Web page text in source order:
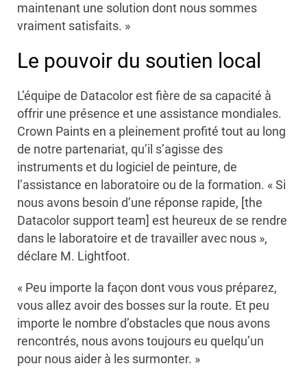
maintenant une solution dont nous sommes
vraiment satisfaits. »
Le pouvoir du soutien local
L’équipe de Datacolor est fière de sa capacité à
offrir une présence et une assistance mondiales.
Crown Paints en a pleinement profité tout au long
de notre partenariat, qu’il s’agisse des
instruments et du logiciel de peinture, de
l’assistance en laboratoire ou de la formation. « Si
nous avons besoin d’une réponse rapide, [the
Datacolor support team] est heureux de se rendre
dans le laboratoire et de travailler avec nous »,
déclare M. Lightfoot.
« Peu importe la façon dont vous vous préparez,
vous allez avoir des bosses sur la route. Et peu
importe le nombre d’obstacles que nous avons
rencontrés, nous avons toujours eu quelqu’un
pour nous aider à les surmonter. »